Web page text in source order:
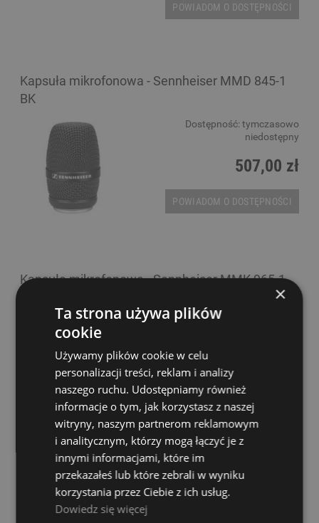
POWIADOM O DOSTĘPNOŚCI
Kapsuła mikrofonowa - Sennheiser MMD 845-1
BK
Dostępność: tymczasowo
niedostępny
507,00 zł
POWIADOM O DOSTĘPNOŚCI
Kapsuła mikrofonowa - Sennheiser MMK 965-1
Dostępność:
POWIADOM O DOSTĘPNOŚCI
Kapsuła mikrofonowa - Zoom MSH 6
×
Ta strona używa plików
cookie
Używamy plików cookie w celu
personalizacji treści, reklam i analizy
naszego ruchu. Udostępniamy również
informacje o tym, jak korzystasz z naszej
witryny, naszym partnerom reklamowym
i analitycznym, którzy mogą łączyć je z
innymi informacjami, które im
przekazałeś lub które zebrali w wyniku
korzystania przez Ciebie z ich usług.
Dowiedz się więcej